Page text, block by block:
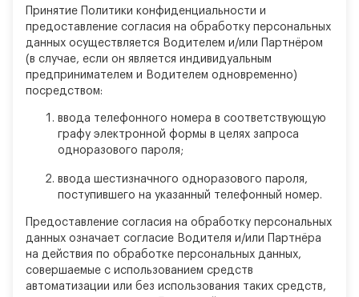
Принятие Политики конфиденциальности и
предоставление согласия на обработку персональных
данных осуществляется Водителем и/или Партнёром
(в случае, если он является индивидуальным
предпринимателем и Водителем одновременно)
посредством:
ввода телефонного номера в соответствующую
графу электронной формы в целях запроса
одноразового пароля;
ввода шестизначного одноразового пароля,
поступившего на указанный телефонный номер.
Предоставление согласия на обработку персональных
данных означает согласие Водителя и/или Партнёра
на действия по обработке персональных данных,
совершаемые с использованием средств
автоматизации или без использования таких средств,